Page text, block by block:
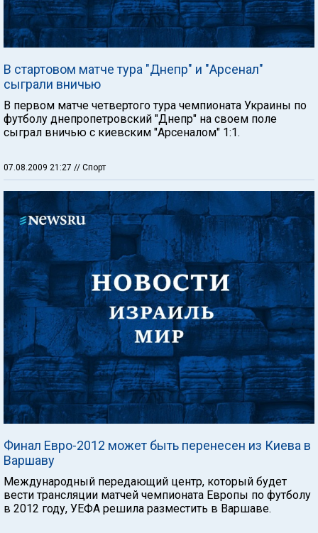
В стартовом матче тура "Днепр" и "Арсенал"
сыграли вничью
В первом матче четвертого тура чемпионата Украины по
футболу днепропетровский "Днепр" на своем поле
сыграл вничью с киевским "Арсеналом" 1:1.
07.08.2009 21:27 // Спорт
Финал Евро-2012 может быть перенесен из Киева в
Варшаву
Международный передающий центр, который будет
вести трансляции матчей чемпионата Европы по футболу
в 2012 году, УЕФА решила разместить в Варшаве.